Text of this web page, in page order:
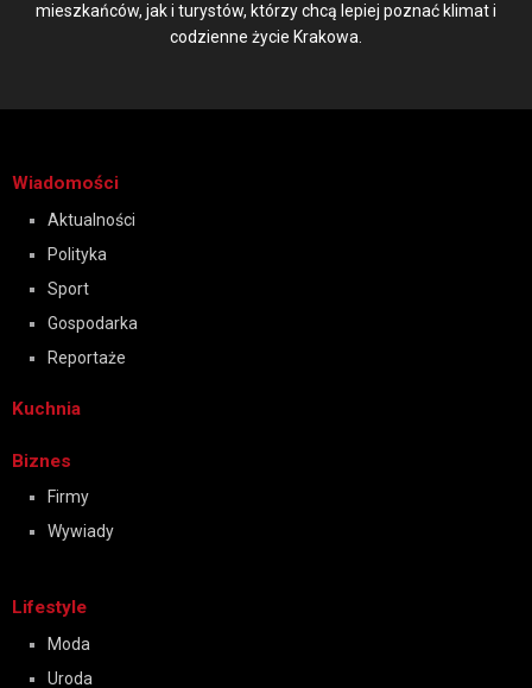
mieszkańców, jak i turystów, którzy chcą lepiej poznać klimat i
codzienne życie Krakowa.
Wiadomości
Aktualności
Polityka
Sport
Gospodarka
Reportaże
Kuchnia
Biznes
Firmy
Wywiady
Lifestyle
Moda
Uroda